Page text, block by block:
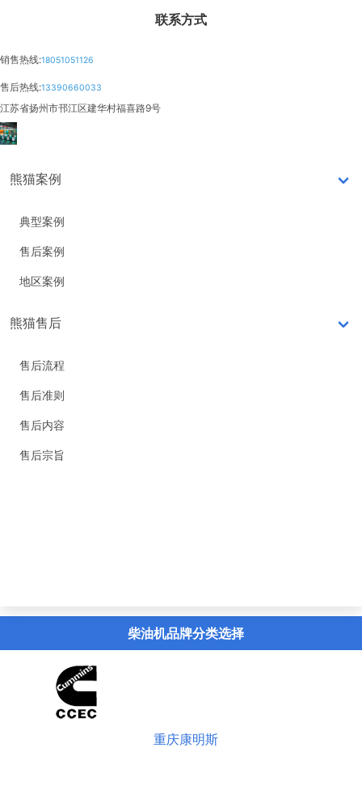
联系方式
销售热线:18051051126
售后热线:13390660033
江苏省扬州市邗江区建华村福喜路9号
熊猫案例
典型案例
售后案例
地区案例
熊猫售后
售后流程
售后准则
售后内容
售后宗旨
柴油机品牌分类选择
重庆康明斯